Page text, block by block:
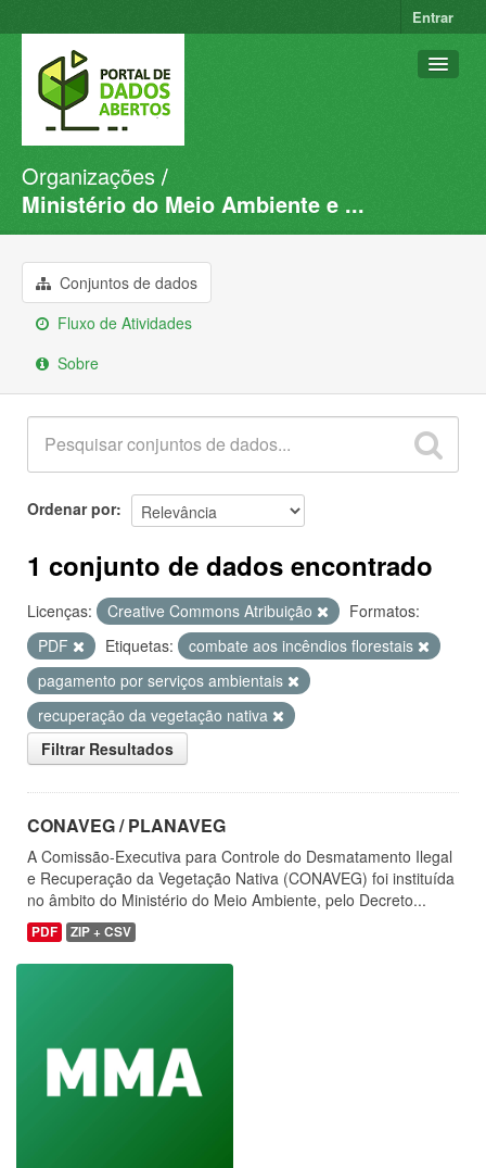
Entrar
Conjuntos de dados
Organizações
Sobre
Organizações
Ministério do Meio Ambiente e ...
Conjuntos de dados
Fluxo de Atividades
Sobre
Ordenar por
1 conjunto de dados encontrado
Licenças: Creative Commons Atribuição
Formatos:
PDF
Etiquetas:
combate aos incêndios florestais
pagamento por serviços ambientais
recuperação da vegetação nativa
Filtrar Resultados
CONAVEG / PLANAVEG
A Comissão-Executiva para Controle do Desmatamento Ilegal
e Recuperação da Vegetação Nativa (CONAVEG) foi instituída
no âmbito do Ministério do Meio Ambiente, pelo Decreto...
PDF ZIP + CSV